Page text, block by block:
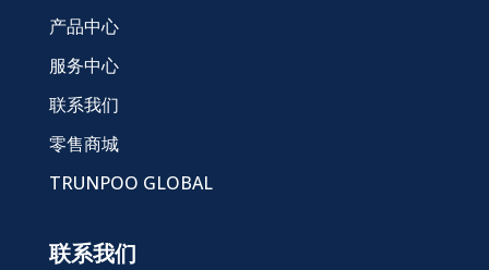
产品中心
服务中心
联系我们
零售商城
TRUNPOO GLOBAL
联系我们